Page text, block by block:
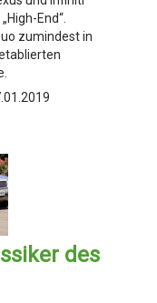
End“.
zumindest in
des